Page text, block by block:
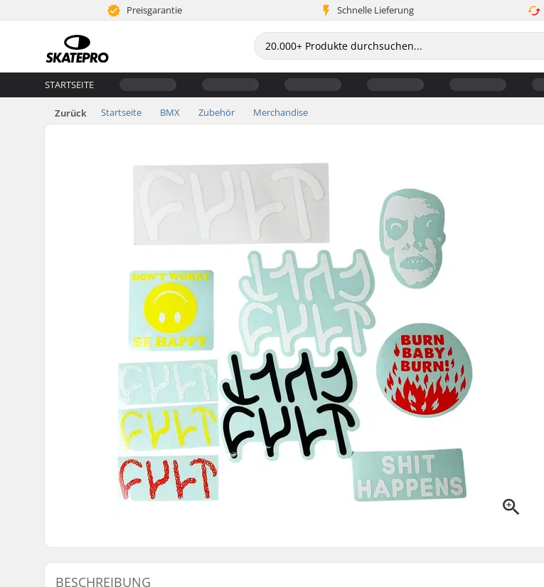
Preisgarantie Schnelle Lieferung
STARTSEITE
Zurück Startseite BMX Zubehör Merchandise
BESCHREIBUNG